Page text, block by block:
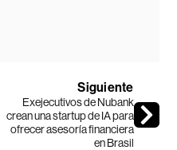
Siguiente
Exejecutivos de Nubank
crean una startup de IA para
ofrecer asesoría financiera
en Brasil